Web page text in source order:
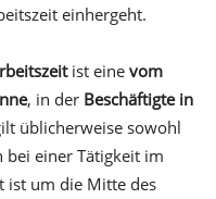
einhergeht.
ist eine vom
, in der Beschäftigte in
üblicherweise sowohl
einer Tätigkeit im
ist um die Mitte des